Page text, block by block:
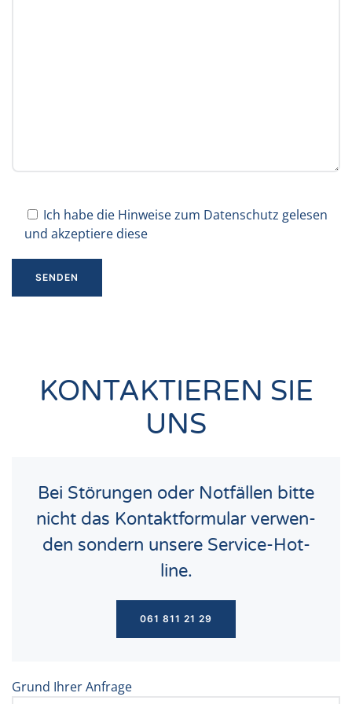
Ich habe die Hinweise zum Datenschutz gelesen
und akzeptiere diese
KONTAKTIEREN SIE
UNS
Bei Stö­run­gen oder Not­fäl­len bit­te
nicht das Kon­takt­for­mu­lar ver­wen­
den son­dern unse­re Ser­vice-Hot­
line.
061 811 21 29
Grund Ihrer Anfrage